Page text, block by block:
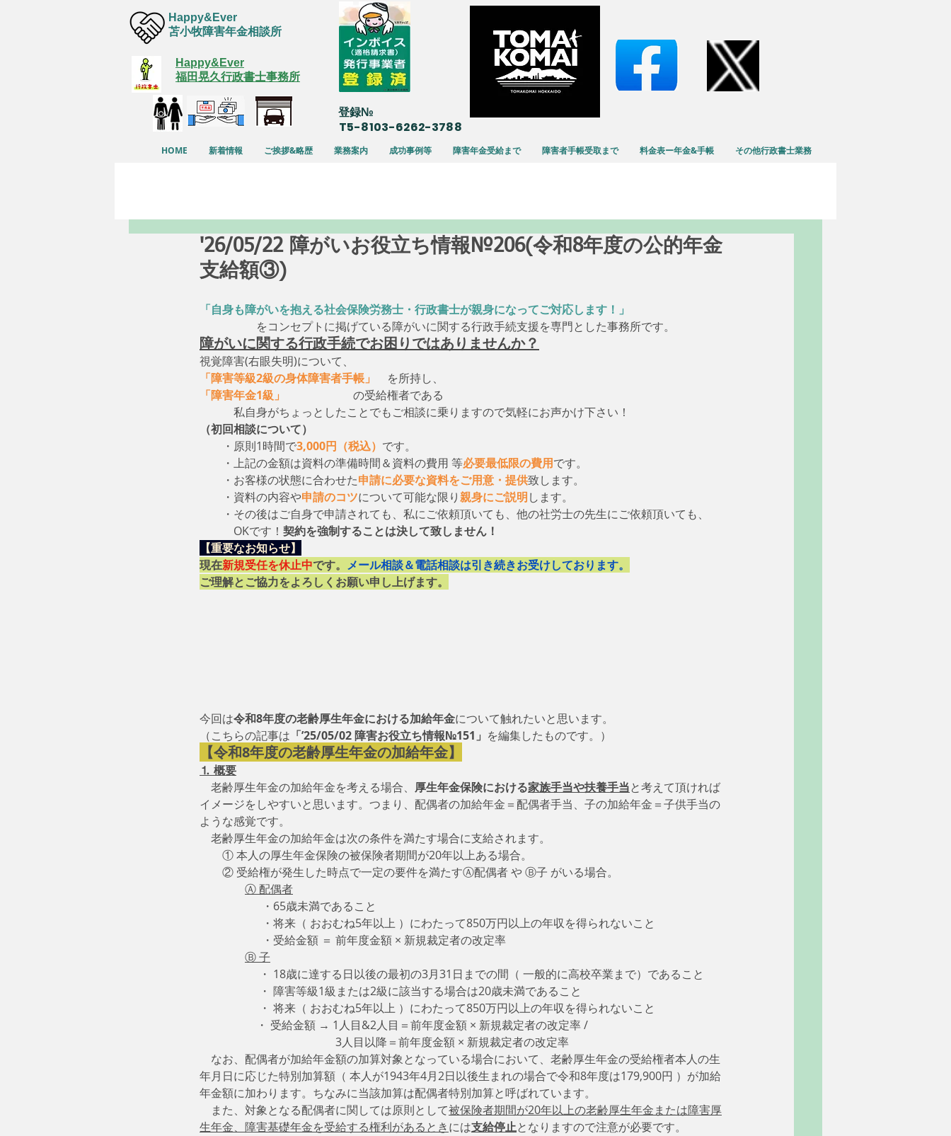
Happy&Ever
苫小牧障害年金相談所
Happy&Ever
福田晃久行政書士事務所
​登録№
T5-8103-6262-3788
HOME 新着情報 ご挨拶&略歴 業務案内 成功事例等 障害年金受給まで 障害者手帳受取まで 料金表ー年金&手帳 その他行政書士業務
'26/05/22 障がいお役立ち情報№206(令和8年度の公的年金
支給額③)
「自身も障がいを抱える社会保険労務士・行政書士が親身になってご対応します！」
をコンセプトに掲げている障がいに関する行政手続支援を専門とした事務所です。
障がいに関する行政手続でお困りではありませんか？
視覚障害(右眼失明)について、
「障害等級2級の身体障害者手帳」
を所持し、
「障害年金1級」
の受給権者である
私自身がちょっとしたことでもご相談に乗りますので気軽にお声かけ下さい！
（初回相談について）
・原則1時間で3,000円（税込） です。
・上記の金額は資料の準備時間＆資料の費用 等必要最低限の費用です。
・お客様の状態に合わせた申請に必要な資料をご用意・提供致します。
・資料の内容や申請のコツについて可能な限り親身にご説明します。
・その後はご自身で申請されても、私にご依頼頂いても、他の社労士の先生にご依頼頂いても、
OKです！ 契約を強制することは決して致しません！
【重要なお知らせ】
現在新規受任を休止中です。 メール相談＆電話相談は引き続きお受けしております。
ご理解とご協力をよろしくお願い申し上げます。
今回は令和8年度の老齢厚生年金における加給年金について触れたいと思います。
（こちらの記事は 「’25/05/02 障害お役立ち情報№151」 を編集したものです。）
【令和8年度の老齢厚生年金の加給年金】
⒈ 概要
老齢厚生年金の加給年金を考える場合、 厚生年金保険における家族手当や扶養手当と考えて頂ければ
イメージをしやすいと思います。つまり、配偶者の加給年金＝配偶者手当、子の加給年金＝子供手当の
ような感覚です。
老齢厚生年金の加給年金は次の条件を満たす場合に支給されます。
① 本人の厚生年金保険の被保険者期間が20年以上ある場合。
② 受給権が発生した時点で一定の要件を満たすⒶ配偶者 や Ⓑ子 がいる場合。
Ⓐ 配偶者
・65歳未満であること
・将来（ おおむね5年以上 ）にわたって850万円以上の年収を得られないこと
・受給金額 ＝ 前年度金額 × 新規裁定者の改定率
Ⓑ 子
・ 18歳に達する日以後の最初の3月31日までの間（ 一般的に高校卒業まで）であること
・ 障害等級1級または2級に該当する場合は20歳未満であること
・ 将来（ おおむね5年以上 ）にわたって850万円以上の年収を得られないこと
・ 受給金額 → 1人目&2人目＝前年度金額 × 新規裁定者の改定率 /
3人目以降＝前年度金額 × 新規裁定者の改定率
なお、配偶者が加給年金額の加算対象となっている場合において、老齢厚生年金の受給権者本人の生
年月日に応じた特別加算額（ 本人が1943年4月2日以後生まれの場合で令和8年度は179,900円 ）が加給
年金額に加わります。ちなみに当該加算は配偶者特別加算と呼ばれています。
また、対象となる配偶者に関しては原則として被保険者期間が20年以上の老齢厚生年金または障害厚
生年金、障害基礎年金を受給する権利があるときには支給停止となりますので注意が必要です。